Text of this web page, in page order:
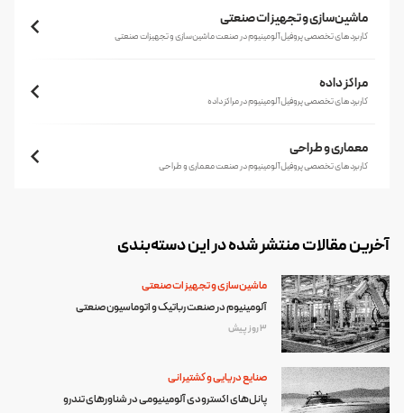
ماشین‌سازی و تجهیزات صنعتی
کاربردهای تخصصی پروفیل آلومینیوم در صنعت ماشین‌سازی و تجهیزات صنعتی
مراکز داده
کاربردهای تخصصی پروفیل آلومینیوم در مراکز داده
معماری و طراحی
کاربردهای تخصصی پروفیل آلومینیوم در صنعت معماری و طراحی
آخرین مقالات منتشر شده در این دسته‌بندی
ماشین‌سازی و تجهیزات صنعتی
آلومینیوم در صنعت رباتیک و اتوماسیون صنعتی
3 روز پیش
صنایع دریایی و کشتیرانی
پانل‌های اکسترودی آلومینیومی در شناورهای تندرو